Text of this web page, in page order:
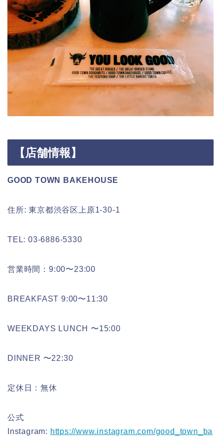
【店舗情報】
GOOD TOWN BAKEHOUSE
住所: 東京都渋谷区上原1-30-1
TEL: 03-6886-5330
営業時間：9:00〜23:00
BREAKFAST 9:00〜11:30
WEEKDAYS LUNCH 〜15:00
DINNER 〜22:30
定休日：無休
公式
Instagram: https://www.instagram.com/good_town_ba